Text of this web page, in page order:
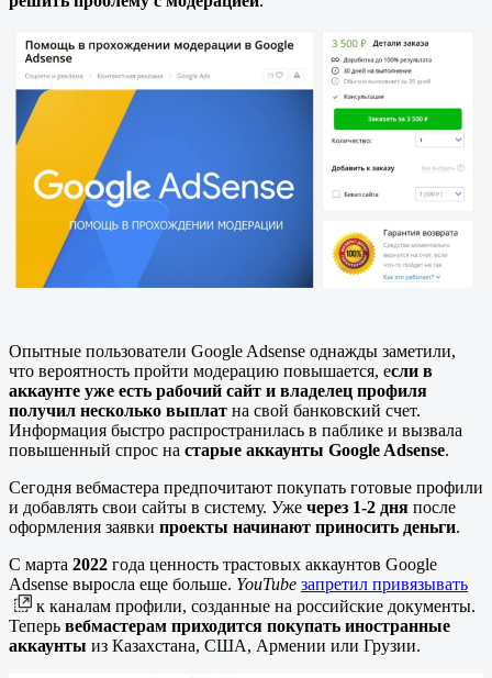
Опытные пользователи Google Adsense однажды заметили,
что вероятность пройти модерацию повышается, если в
аккаунте уже есть рабочий сайт и владелец профиля
получил несколько выплат на свой банковский счет.
Информация быстро распространилась в паблике и вызвала
повышенный спрос на старые аккаунты Google Adsense.
Сегодня вебмастера предпочитают покупать готовые профили
и добавлять свои сайты в систему. Уже через 1-2 дня после
оформления заявки проекты начинают приносить деньги.
С марта 2022 года ценность трастовых аккаунтов Google
Adsense выросла еще больше. YouTube запретил привязывать
к каналам профили, созданные на российские документы.
Теперь вебмастерам приходится покупать иностранные
аккаунты из Казахстана, США, Армении или Грузии.